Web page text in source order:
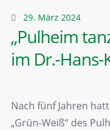
29. März 2024
„Pulheim
im Dr.-Hans-
Nach fünf Jahren
„Grün-Weiß“ des